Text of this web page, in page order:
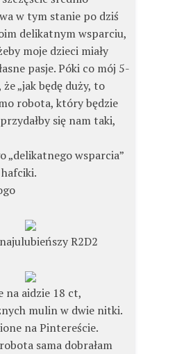
w tym stanie po dziś
delikatnym wsparciu,
moje dzieci miały
pasje. Póki co mój 5-
„jak będę duży, to
robota, który będzie
się nam taki,
„delikatnego wsparcia”
R2D2
na aidzie 18 ct,
mulin w dwie nitki.
na Pintereście.
sama dobrałam